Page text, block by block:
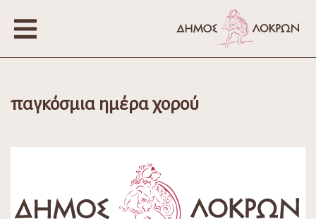
παγκόσμια ημέρα χορού